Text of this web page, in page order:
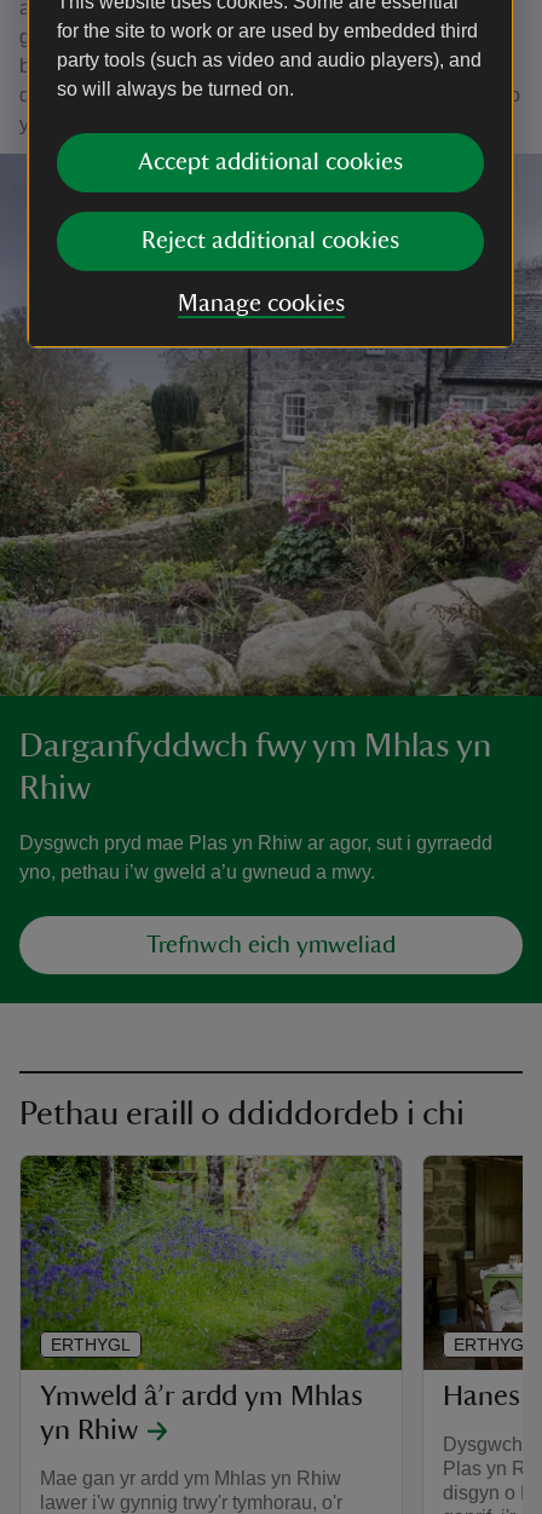
for the site to work or are used by embedded third
party tools (such as video and audio players), and
so will always be turned on.
Accept additional cookies
Reject additional cookies
Manage cookies
amrywiaeth o dabledi, eli a diferion i drin yr amrywiaeth o
gyflyrau yr oeddent yn dioddef ohonynt ar hyd y
blynyddoedd. Roedd hefyd yn cynnwys cynheswr bwyd o
ddechrau’r 1900au, y gallai Honora fod wedi ei ddefnyddio
yn ystod ei gyrfa yn nyrs.
Darganfyddwch fwy ym Mhlas yn
Rhiw
Dysgwch pryd mae Plas yn Rhiw ar agor, sut i gyrraedd
yno, pethau i’w gweld a’u gwneud a mwy.
Trefnwch eich ymweliad
Pethau eraill o ddiddordeb i chi
Ymweld â’r ardd ym Mhlas
yn Rhiw
Mae gan yr ardd ym Mhlas yn Rhiw
lawer i'w gynnig trwy'r tymhorau, o'r
ERTHYGL
Hanes
Dysgwch
Plas yn
disgyn o
ERTHYGL